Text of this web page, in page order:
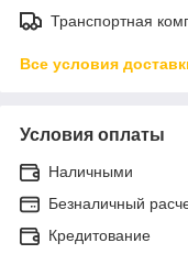
Транспортная
Все условия
Условия оплаты
Наличными
Безналичный
Кредитование